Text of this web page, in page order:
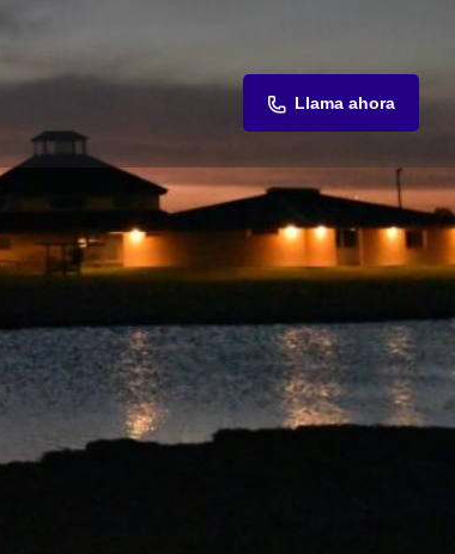
Llama ahora
Open hours today: 08:00 - 20:00